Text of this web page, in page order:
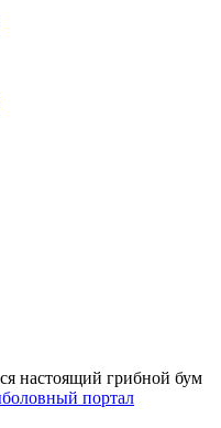
настоящий грибной бум